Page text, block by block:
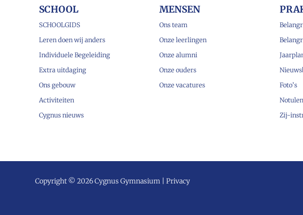
SCHOOL
SCHOOLGIDS
Leren doen wij anders
Individuele Begeleiding
Extra uitdaging
Ons gebouw
Activiteiten
Cygnus nieuws
MENSEN
Ons team
Onze leerlingen
Onze alumni
Onze ouders
Onze vacatures
Foto’s
Zij-
Copyright © 2026 Cygnus Gymnasium | Privacy